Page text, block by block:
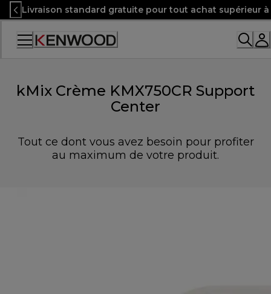
Skip
to
Content
Livraison standard gratuite pour tout achat supérieur
kMix Crème KMX750CR Support
Center
Tout ce dont vous avez besoin pour profiter
au maximum de votre produit.